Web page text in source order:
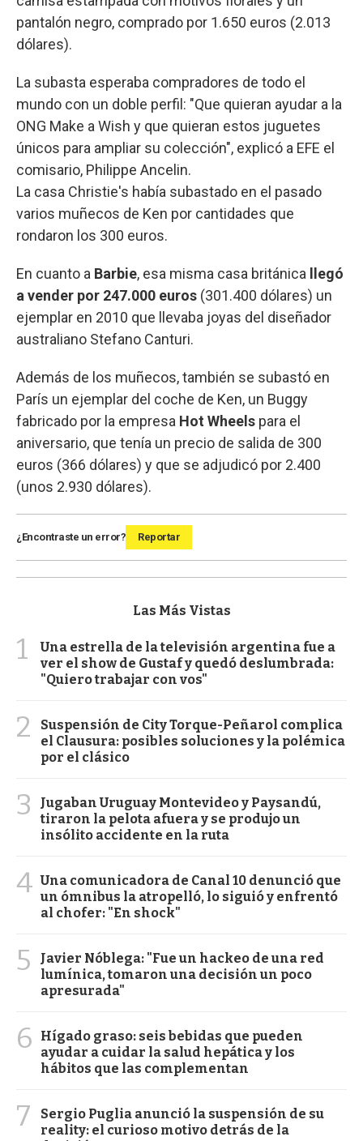
pantalón negro, comprado por 1.650 euros (2.013
dólares).
La subasta esperaba compradores de todo el
mundo con un doble perfil: "Que quieran ayudar a la
ONG Make a Wish y que quieran estos juguetes
únicos para ampliar su colección", explicó a EFE el
comisario, Philippe Ancelin.
La casa Christie's había subastado en el pasado
varios muñecos de Ken por cantidades que
rondaron los 300 euros.
En cuanto a Barbie, esa misma casa británica
llegó
a vender por 247.000 euros (301.400 dólares) un
ejemplar en 2010 que llevaba joyas del diseñador
australiano Stefano Canturi.
Además de los muñecos, también se subastó en
París un ejemplar del coche de Ken, un Buggy
fabricado por la empresa Hot Wheels para el
aniversario, que tenía un precio de salida de 300
euros (366 dólares) y que se adjudicó por 2.400
(unos 2.930 dólares).
¿Encontraste un error? Reportar
Las Más Vistas
1
Una estrella de la televisión argentina fue a
ver el show de Gustaf y quedó deslumbrada:
"Quiero trabajar con vos"
2
Suspensión de City Torque-Peñarol complica
el Clausura: posibles soluciones y la polémica
por el clásico
3
Jugaban Uruguay Montevideo y Paysandú,
tiraron la pelota afuera y se produjo un
insólito accidente en la ruta
4 Una comunicadora de Canal 10 denunció que
un ómnibus la atropelló, lo siguió y enfrentó
al chofer: "En shock"
5
Javier Nóblega: "Fue un hackeo de una red
lumínica, tomaron una decisión un poco
apresurada"
6
Hígado graso: seis bebidas que pueden
ayudar a cuidar la salud hepática y los
hábitos que las complementan
7
Sergio Puglia anunció la suspensión de su
reality: el curioso motivo detrás de la